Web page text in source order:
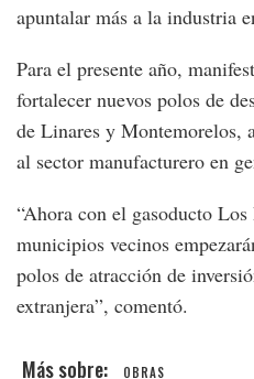
apuntalar más a la industria
Para el presente año,
fortalecer nuevos polos de
de Linares y Montemorelos,
al sector manufacturero en
“Ahora con el gasoducto
municipios vecinos
polos de atracción de
extranjera”, comentó.
OBRAS